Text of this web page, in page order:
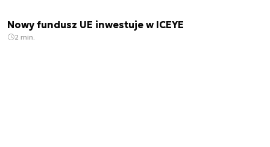
Nowy fundusz UE inwestuje w ICEYE
2 min.